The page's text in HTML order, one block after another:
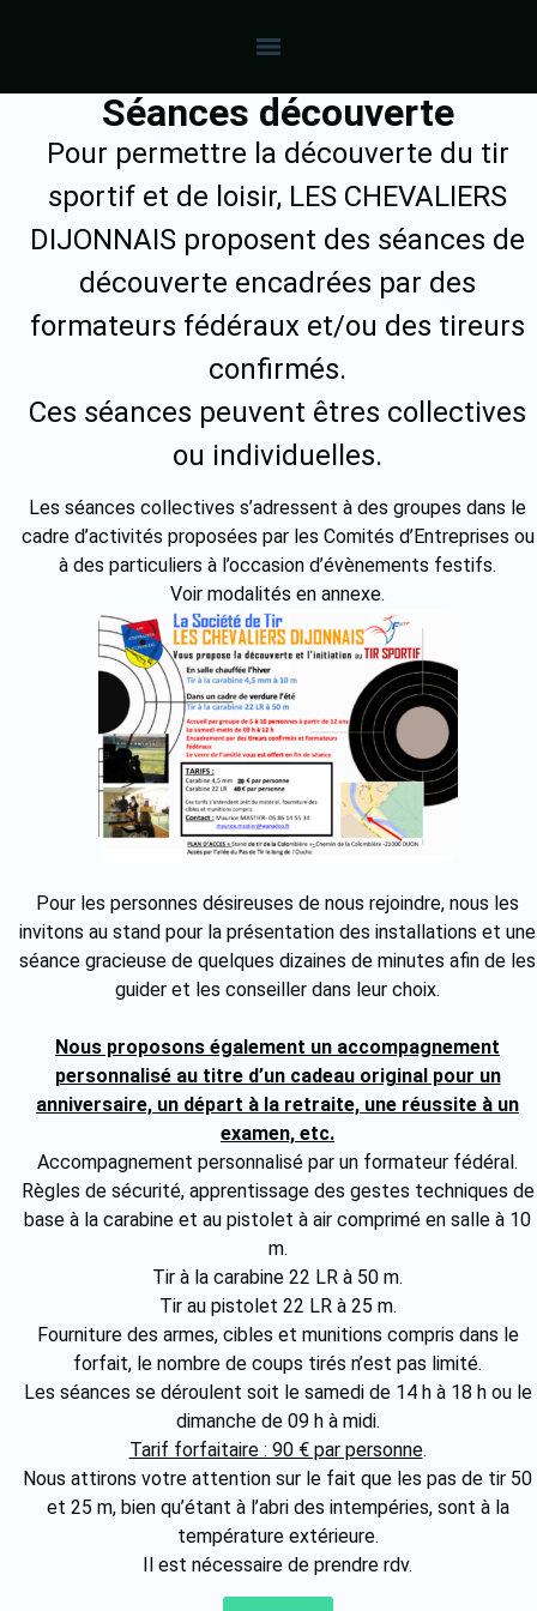
Séances découverte
Pour permettre la découverte du tir
sportif et de loisir, LES CHEVALIERS
DIJONNAIS proposent des séances de
découverte encadrées par des
formateurs fédéraux et/ou des tireurs
confirmés.
Ces séances peuvent êtres collectives
ou individuelles.
Les séances collectives s’adressent à des groupes dans le
cadre d’activités proposées par les Comités d’Entreprises ou
à des particuliers à l’occasion d’évènements festifs.
Pour les personnes désireuses de nous rejoindre, nous les
invitons au stand pour la présentation des installations et une
séance gracieuse de quelques dizaines de minutes afin de les
guider et les conseiller dans leur choix.
Nous proposons également un accompagnement
personnalisé au titre d’un cadeau original pour un
anniversaire, un départ à la retraite, une réussite à un
examen, etc.
Accompagnement personnalisé par un formateur fédéral.
Règles de sécurité, apprentissage des gestes techniques de
base à la carabine et au pistolet à air comprimé en salle à 10
m.
Tir à la carabine 22 LR à 50 m.
Tir au pistolet 22 LR à 25 m.
Fourniture des armes, cibles et munitions compris dans le
forfait, le nombre de coups tirés n’est pas limité.
Les séances se déroulent soit le samedi de 14 h à 18 h ou le
dimanche de 09 h à midi.
Tarif forfaitaire : 90 € par personne.
Nous attirons votre attention sur le fait que les pas de tir 50
et 25 m, bien qu’étant à l’abri des intempéries, sont à la
température extérieure.
Il est nécessaire de prendre rdv.